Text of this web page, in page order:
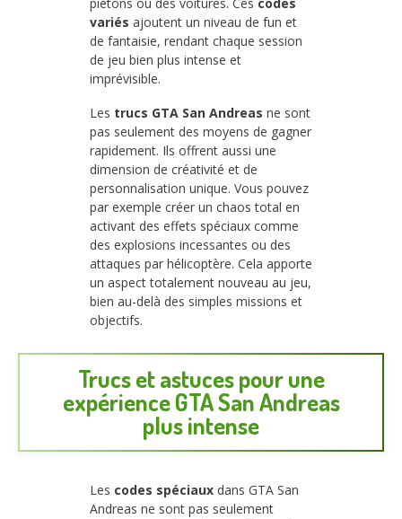
variés ajoutent un niveau de fun et
de fantaisie, rendant chaque session
de jeu bien plus intense et
imprévisible.
Les trucs GTA San Andreas ne sont
pas seulement des moyens de gagner
rapidement. Ils offrent aussi une
dimension de créativité et de
personnalisation unique. Vous pouvez
par exemple créer un chaos total en
activant des effets spéciaux comme
des explosions incessantes ou des
attaques par hélicoptère. Cela apporte
un aspect totalement nouveau au jeu,
bien au-delà des simples missions et
objectifs.
Trucs et astuces pour une
expérience GTA San Andreas
plus intense
Les codes spéciaux dans GTA San
Andreas ne sont pas seulement